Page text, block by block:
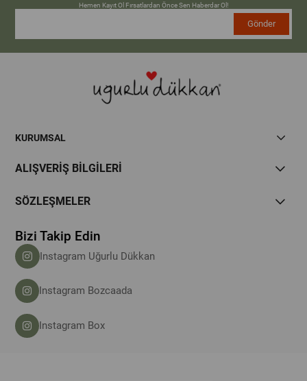
Hemen Kayıt Ol Fırsatlardan Önce Sen Haberdar Ol!
Gönder
KURUMSAL
ALIŞVERİŞ BİLGİLERİ
SÖZLEŞMELER
Bizi Takip Edin
Instagram Uğurlu Dükkan
Instagram Bozcaada
Instagram Box